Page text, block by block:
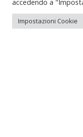
accedendo a
Impostazioni Cookie